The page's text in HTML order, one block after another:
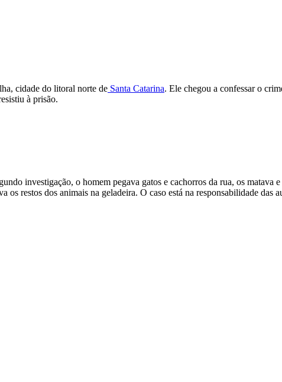
cidade do litoral norte de Santa Catarina. Ele chegou a confessar o
à prisão.
investigação, o homem pegava gatos e cachorros da rua, os matava
restos dos animais na geladeira. O caso está na responsabilidade das